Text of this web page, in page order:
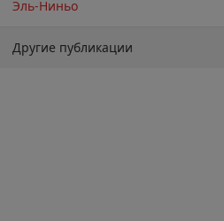
Эль-Ниньо
Другие публикации